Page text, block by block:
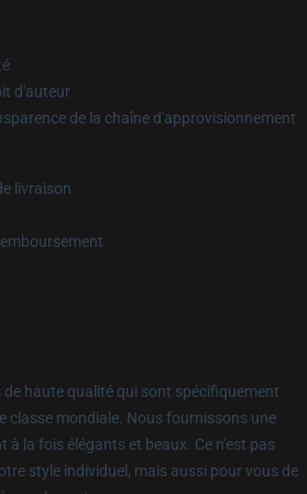
d'auteur
de la chaîne d'approvisionnement
livraison
haute qualité qui sont spécifiquement
classe mondiale. Nous fournissons une
à la fois élégants et beaux. Ce n'est pas
style individuel, mais aussi pour vous de